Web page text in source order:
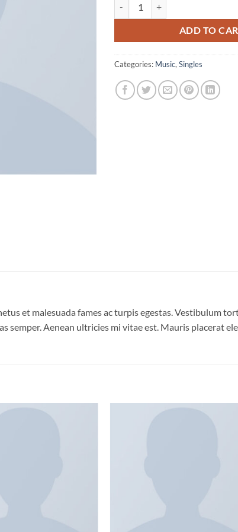
ADD TO
Categories: Music, Singles
et malesuada fames ac turpis egestas. Vestibulum
semper. Aenean ultricies mi vitae est. Mauris placerat